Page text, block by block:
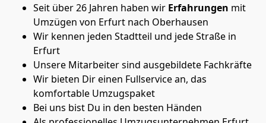
Seit über 26 Jahren haben wir Erfahrungen mit
Umzügen von Erfurt nach Oberhausen
Wir kennen jeden Stadtteil und jede Straße in
Erfurt
Unsere Mitarbeiter sind ausgebildete Fachkräfte
Wir bieten Dir einen Fullservice an, das
komfortable Umzugspaket
Bei uns bist Du in den besten Händen